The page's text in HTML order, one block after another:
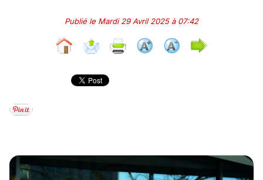
Publié le Mardi 29 Avril 2025 à 07:42